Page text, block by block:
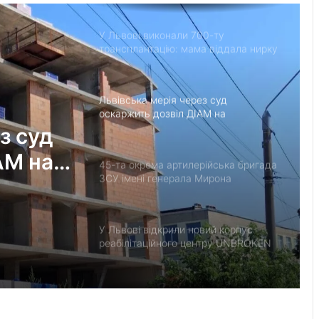
суд
на
У Львові виконали 700-ту
трансплантацію: мама віддала нирку
27-річному синові
Львівська мерія через суд
оскаржить дозвіл ДІАМ на
будівництво на вул. Олесницького
45-та окрема артилерійська бригада
ЗСУ імені генерала Мирона
Тарнавського відзначає 10-річчя
У Львові відкрили новий корпус
реабілітаційного центру UNBROKEN
Ukraine